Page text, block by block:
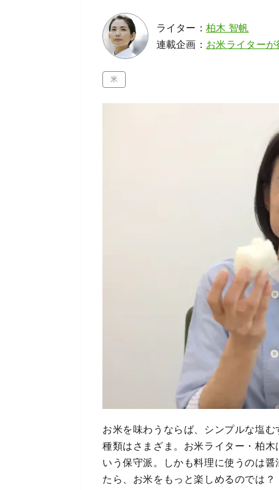
ライター：柏木 智帆
連載企画： お米ライターが
米
お米を味わうならば、シンプルな塩
種類はさまざま。お米ライター・柏
いう保守派。しかも料理に使うのは
たら、お米をもっと楽しめるのでは